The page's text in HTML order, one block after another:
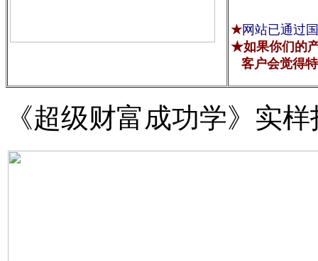
★网站已通过
★如果你们的
客户会觉得
《超级财富成功学》实